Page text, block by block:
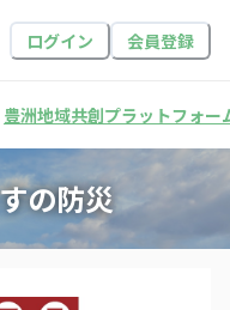
ログイン 会員登録
豊洲地域共創プラットフォー
の防災